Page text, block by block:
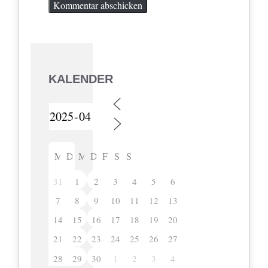
KALENDER
M D M D F S S
31 1 2 3 4 5
6
7
8 9 10 11 12
13
14
15 16 17 18 19
20
21
22 23 24 25 26
27
28
29 30 1 2 3 4